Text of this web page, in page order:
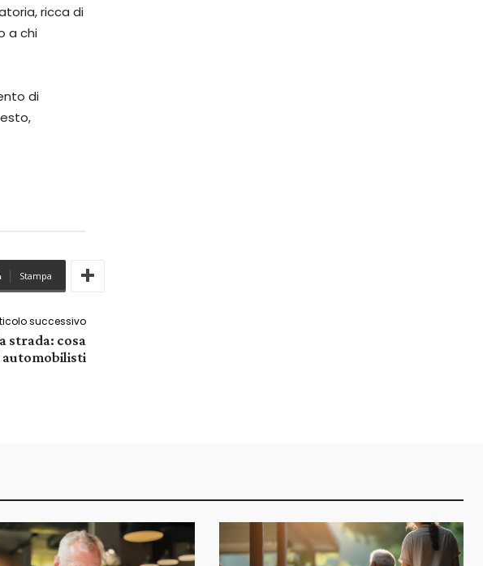
ricca di
a chi
di
Stampa
successivo
strada: cosa
automobilisti